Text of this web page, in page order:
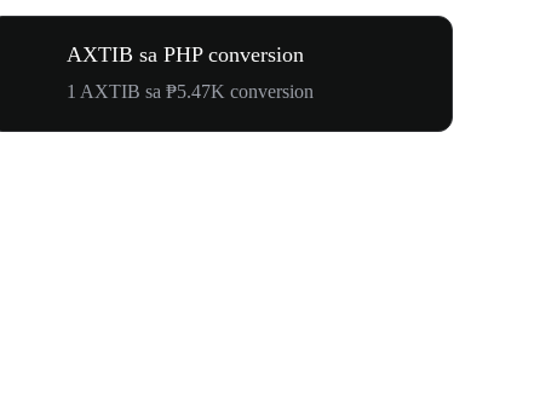
AXTIB sa PHP conversion
1 AXTIB sa ₱5.47K conversion